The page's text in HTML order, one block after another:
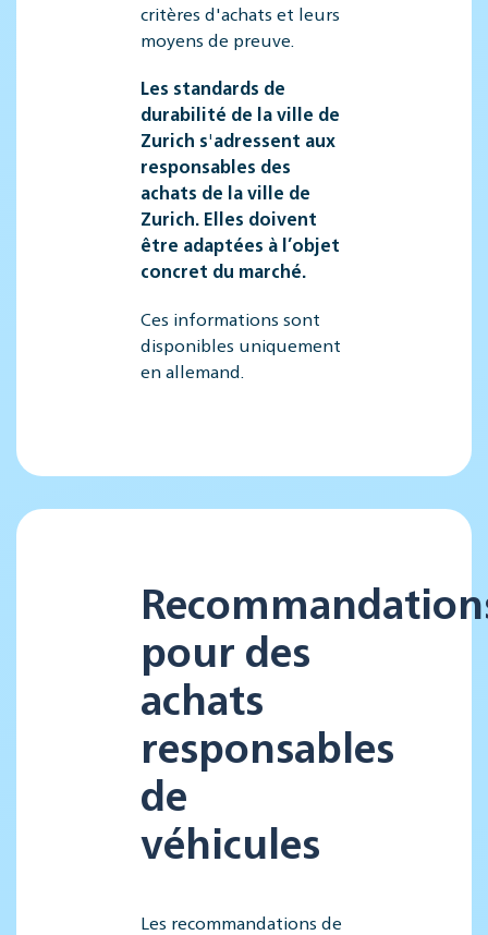
critères d'achats et leurs
moyens de preuve.
Les standards de
durabilité de la ville de
Zurich s'adressent aux
responsables des
achats de la ville de
Zurich. Elles doivent
être adaptées à l’objet
concret du marché.
Ces informations sont
disponibles uniquement
en allemand.
pour des
achats
responsables
de
véhicules
Les recommandations de